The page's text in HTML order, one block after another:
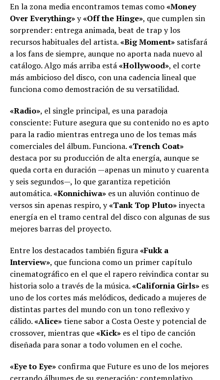
En la zona media encontramos temas como«Money
Over Everything»y«Off the Hinge», que cumplen sin
sorprender: entrega animada, beat de trap y los
recursos habituales del artista.«Big Moment» satisfará
a los fans de siempre, aunque no aporta nada nuevo al
catálogo. Algo más arriba está«Hollywood», el corte
más ambicioso del disco, con una cadencia lineal que
funciona como demostración de su versatilidad.
«Radio», el single principal, es una paradoja
consciente: Future asegura que su contenido no es apto
para la radio mientras entrega uno de los temas más
comerciales del álbum. Funciona.«Trench Coat»
destaca por su producción de alta energía, aunque se
queda corta en duración —apenas un minuto y cuarenta
y seis segundos—, lo que garantiza repetición
automática.«Konnichiwa» es un aluvión continuo de
versos sin apenas respiro, y«Tank Top Pluto»inyecta
energía en el tramo central del disco con algunas de sus
mejores barras del proyecto.
Entre los destacados también figura«Fukk a
Interview», que funciona como un primer capítulo
cinematográfico en el que el rapero reivindica contar su
historia solo a través de la música.«California Girls» es
uno de los cortes más melódicos, dedicado a mujeres de
distintas partes del mundo con un tono reflexivo y
cálido.«Alice»tiene sabor a Costa Oeste y potencial de
crossover, mientras que«Kick» es el tipo de canción
diseñada para sonar a todo volumen en el coche.
«Eye to Eye» confirma que Future es uno de los mejores